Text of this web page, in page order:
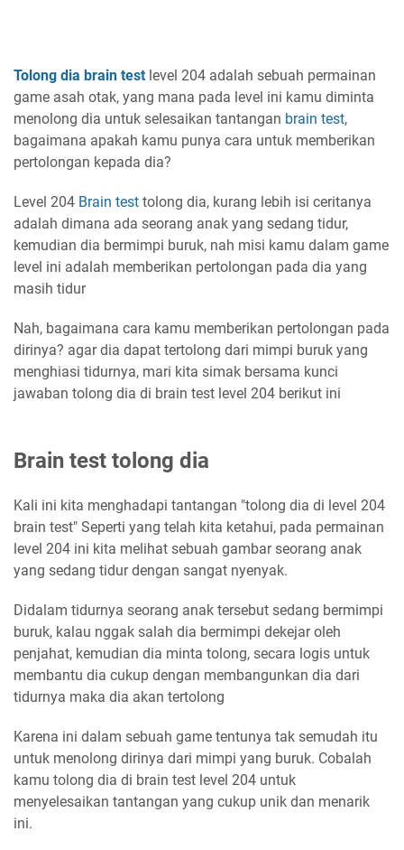
Tolong dia brain test level 204 adalah sebuah permainan
game asah otak, yang mana pada level ini kamu diminta
menolong dia untuk selesaikan tantangan brain test,
bagaimana apakah kamu punya cara untuk memberikan
pertolongan kepada dia?
Level 204 Brain test tolong dia, kurang lebih isi ceritanya
adalah dimana ada seorang anak yang sedang tidur,
kemudian dia bermimpi buruk, nah misi kamu dalam game
level ini adalah memberikan pertolongan pada dia yang
masih tidur
Nah, bagaimana cara kamu memberikan pertolongan pada
dirinya? agar dia dapat tertolong dari mimpi buruk yang
menghiasi tidurnya, mari kita simak bersama kunci
jawaban tolong dia di brain test level 204 berikut ini
Brain test tolong dia
Kali ini kita menghadapi tantangan "tolong dia di level 204
brain test" Seperti yang telah kita ketahui, pada permainan
level 204 ini kita melihat sebuah gambar seorang anak
yang sedang tidur dengan sangat nyenyak.
Didalam tidurnya seorang anak tersebut sedang bermimpi
buruk, kalau nggak salah dia bermimpi dekejar oleh
penjahat, kemudian dia minta tolong, secara logis untuk
membantu dia cukup dengan membangunkan dia dari
tidurnya maka dia akan tertolong
Karena ini dalam sebuah game tentunya tak semudah itu
untuk menolong dirinya dari mimpi yang buruk. Cobalah
kamu tolong dia di brain test level 204 untuk
menyelesaikan tantangan yang cukup unik dan menarik
ini.